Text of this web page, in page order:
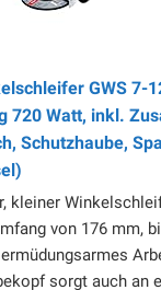
GWS 7-
720 Watt, inkl.
Schutzhaube,
kleiner
von 176 mm,
sorgt auch an